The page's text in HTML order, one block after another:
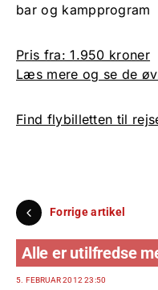
bar og kampprogram
Pris fra: 1.950 kroner
Læs mere og se de
Find flybilletten til
Forrige artikel
Alle er utilfredse
5. FEBRUAR 2012 23:50